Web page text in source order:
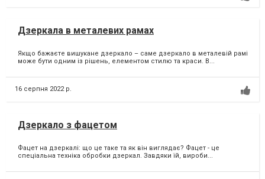
Дзеркала в металевих рамах
Якщо бажаєте вишукане дзеркало – саме дзеркало в металевій рамі
може бути одним із рішень, елементом стилю та краси. В...
16 серпня 2022 р.
Дзеркало з фацетом
Фацет на дзеркалі: що це таке та як він виглядає? Фацет - це
спеціальна техніка обробки дзеркал. Завдяки їй, вироби...